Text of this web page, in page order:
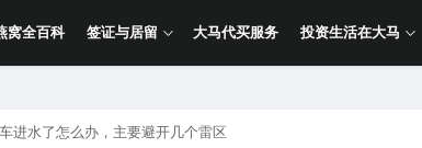
窝全百科 签证与居留 大马代买服务 投资生活在大马
进水了怎么办，主要避开几个雷区